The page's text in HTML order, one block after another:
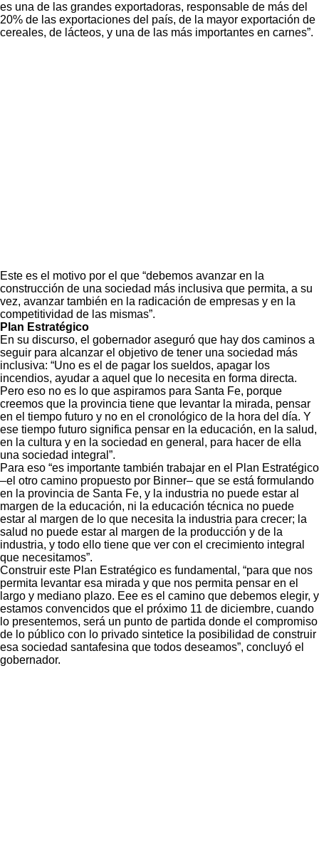
es una de las grandes exportadoras, responsable de más del
20% de las exportaciones del país, de la mayor exportación de
cereales, de lácteos, y una de las más importantes en carnes”.
Este es el motivo por el que “debemos avanzar en la
construcción de una sociedad más inclusiva que permita, a su
vez, avanzar también en la radicación de empresas y en la
competitividad de las mismas”.
Plan Estratégico
En su discurso, el gobernador aseguró que hay dos caminos a
seguir para alcanzar el objetivo de tener una sociedad más
inclusiva: “Uno es el de pagar los sueldos, apagar los
incendios, ayudar a aquel que lo necesita en forma directa.
Pero eso no es lo que aspiramos para Santa Fe, porque
creemos que la provincia tiene que levantar la mirada, pensar
en el tiempo futuro y no en el cronológico de la hora del día. Y
ese tiempo futuro significa pensar en la educación, en la salud,
en la cultura y en la sociedad en general, para hacer de ella
una sociedad integral”.
Para eso “es importante también trabajar en el Plan Estratégico
–el otro camino propuesto por Binner– que se está formulando
en la provincia de Santa Fe, y la industria no puede estar al
margen de la educación, ni la educación técnica no puede
estar al margen de lo que necesita la industria para crecer; la
salud no puede estar al margen de la producción y de la
industria, y todo ello tiene que ver con el crecimiento integral
que necesitamos”.
Construir este Plan Estratégico es fundamental, “para que nos
permita levantar esa mirada y que nos permita pensar en el
largo y mediano plazo. Eee es el camino que debemos elegir, y
estamos convencidos que el próximo 11 de diciembre, cuando
lo presentemos, será un punto de partida donde el compromiso
de lo público con lo privado sintetice la posibilidad de construir
esa sociedad santafesina que todos deseamos”, concluyó el
gobernador.